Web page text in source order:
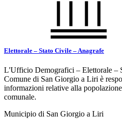
Elettorale – Stato Civile – Anagrafe
L'Ufficio Demografici – Elettorale –
Comune di San Giorgio a Liri è
informazioni relative alla
comunale.
Municipio di San Giorgio a Liri